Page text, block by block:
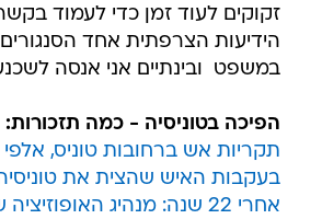
זקוקים לעוד זמן כדי לעמוד
הידיעות הצרפתית אחד
במשפט  ובינתיים אני אנסה
הפיכה בטוניסיה - כמה תזכורות:
תקריות אש ברחובות טוניס, אלפי
בעקבות האיש שהצית את
אחרי 22 שנה: מנהיג האופוזיציה שב לטוניסיה